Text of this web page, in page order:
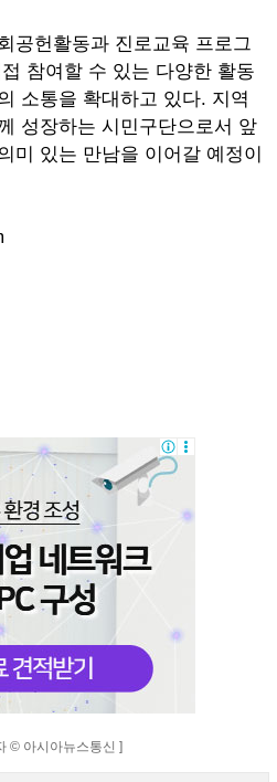
공헌활동과 진로교육 프로그
참여할 수 있는 다양한 활동
소통을 확대하고 있다. 지역
성장하는 시민구단으로서 앞
미 있는 만남을 이어갈 예정이
© 아시아뉴스통신 ]